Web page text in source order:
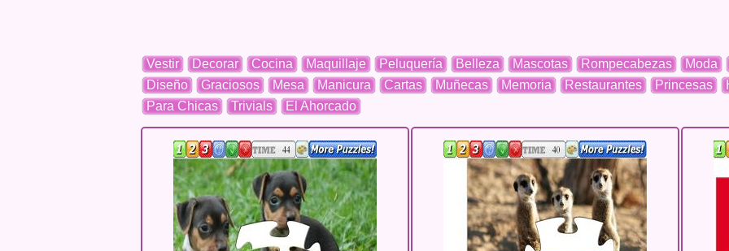
Vestir Decorar Cocina Maquillaje Peluquería Belleza Mascotas Rompecabezas Moda
Diseño
Graciosos Mesa Manicura Cartas Muñecas Memoria Restaurantes Princesas
Para Chicas
Trivials El Ahorcado